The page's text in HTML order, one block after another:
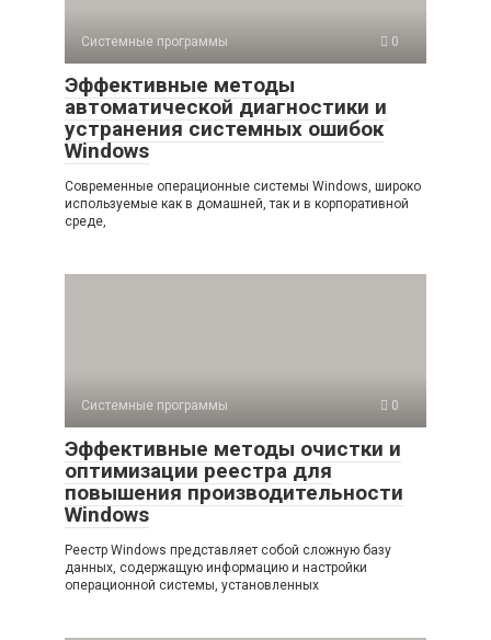
Системные программы 0
Эффективные методы
автоматической диагностики и
устранения системных ошибок
Windows
Современные операционные системы Windows, широко
используемые как в домашней, так и в корпоративной
среде,
Системные программы 0
Эффективные методы очистки и
оптимизации реестра для
повышения производительности
Windows
Реестр Windows представляет собой сложную базу
данных, содержащую информацию и настройки
операционной системы, установленных